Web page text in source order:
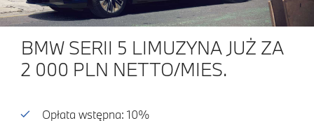
BMW SERII 5 LIMUZYNA JUŻ ZA
2 000 PLN NETTO/MIES.
Opłata wstępna: 10%